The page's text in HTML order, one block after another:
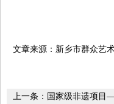
文章来源：新乡市群众艺
上一条： 国家级非遗项目